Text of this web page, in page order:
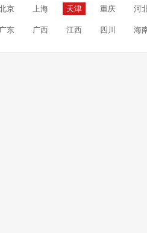
京 上海 天津 重庆 河
广东 广西 江西 四川 海